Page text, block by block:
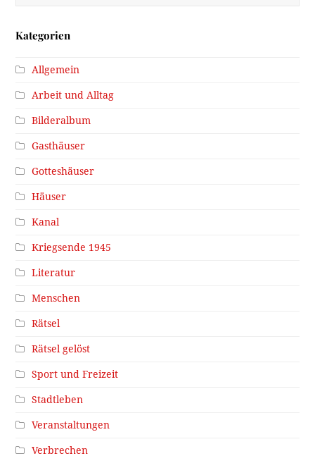
Kategorien
Allgemein
Arbeit und Alltag
Bilderalbum
Gasthäuser
Gotteshäuser
Häuser
Kanal
Kriegsende 1945
Literatur
Menschen
Rätsel
Rätsel gelöst
Sport und Freizeit
Stadtleben
Veranstaltungen
Verbrechen